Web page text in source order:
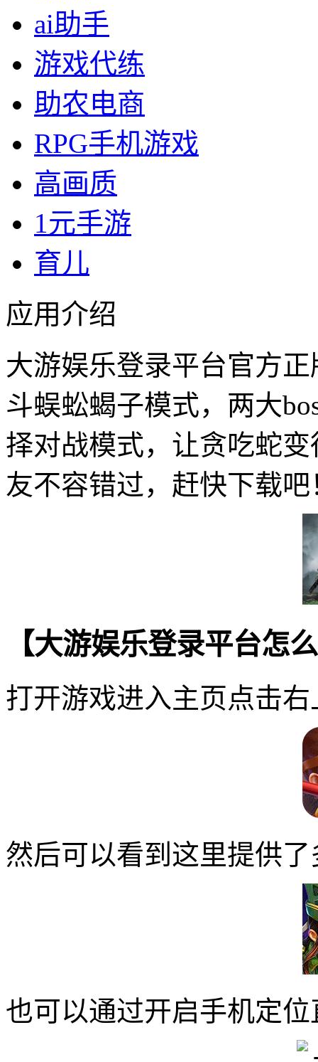
ai助手
游戏代练
助农电商
RPG手机游戏
高画质
1元手游
育儿
应用介绍
大游娱乐登录平台官方
斗蜈蚣蝎子模式，两大
择对战模式，让贪吃蛇
友不容错过，赶快下载吧
【大游娱乐登录平台怎
打开游戏进入主页点击
然后可以看到这里提供
也可以通过开启手机定